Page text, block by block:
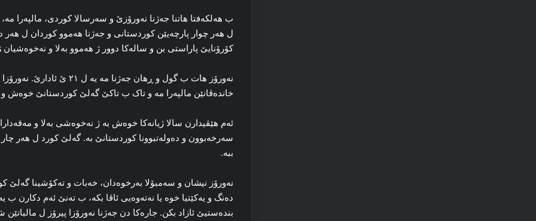
ب ھەلكەفتا ھاتنا جەژنا نەورۆزێ و سەرسالا كوردی، مالپەرا
ل ھەر چوار پارچەیێن كوردستانی و جەژنا ھەموو كوردان ل ھەر
كۆرۆنایێ پاراستی بن و سالەكا دوور ژ ھەموو بەلا و
نه‌ورۆز هات ب گول و ڕهان
خانده‌ڤانێن مالپه‌را مه‌ و تاک ب تاکێ گه‌لێ کوردستانێ
ئه‌م هێڤیدارن سالا ژیانه‌کا خوه‌ش به‌ ژ نه‌خوه‌شی به‌لا و
سه‌رخەبوون و ده‌وله‌تبوونا کوردستانێ به‌. گه‌لێ کورد ل هه‌ر
ببە.
نه‌ورۆز نیشان و سه‌مبۆلا به‌رخوه‌دان، خه‌بات و ته‌کۆشینا گه‌لێ
ده‌نگ و یه‌کێتیا خوه‌ یا نه‌تەوه‌یی ئاڤا بکە، ب ته‌نێ ئەم دکارن
بندەستیێ ئازاد بکن. جارەكا دن جەژنا نەورۆزا پیرۆز ل